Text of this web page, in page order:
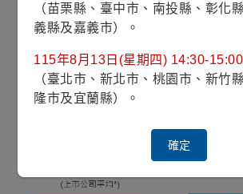
能創造長期 穩定的現金流量。此外，
評估通膨及公債殖利率水準作為價格
漲產品或服務的價格，長期的股票評
受債券殖利率波動的影響。
（苗栗縣、臺中市、南投縣、彰化
義縣及嘉義市）。
115年8月13日(星期四) 14:30-
（臺北市、新北市、桃園市、新竹
隆市及宜蘭縣）。
確定